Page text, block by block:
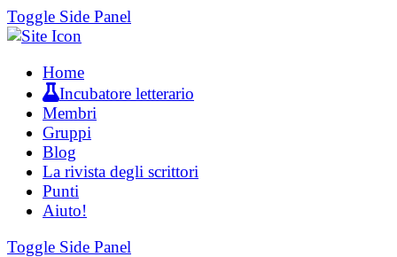
Toggle Side Panel
Home
Incubatore letterario
Membri
Gruppi
Blog
La rivista degli scrittori
Punti
Aiuto!
Toggle Side Panel